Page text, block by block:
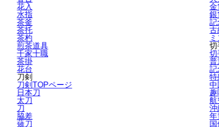
花入
水指
茶釜
茶托
茶杓
煎茶道具
千家十職
茶掛
花台
刀剣
刀剣TOPページ
日本刀
太刀
刀
脇差
薙刀
金
銀
記
古
切
切
普
記
特
中
趣
航
沖
年